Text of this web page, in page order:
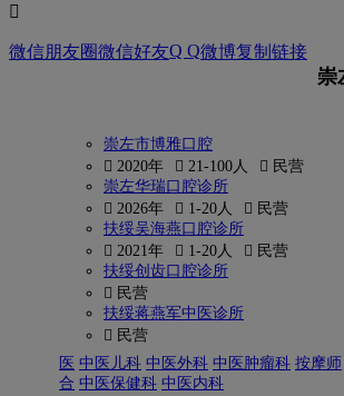

微信朋友圈微信好友Q Q微博复制链接
崇
崇左市博雅口腔
 2020年
 21-100人
 民营
崇左华瑞口腔诊所
 2026年
 1-20人
 民营
扶绥吴海燕口腔诊所
 2021年
 1-20人
 民营
扶绥创齿口腔诊所
 民营
扶绥蒋燕军中医诊所
 民营
医 中医儿科 中医外科 中医肿瘤科 按摩师
合 中医保健科 中医内科